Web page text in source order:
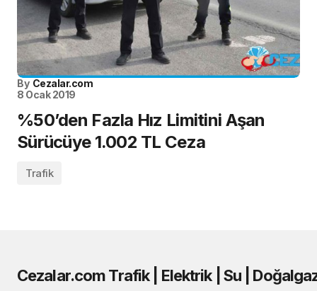
By Cezalar.com
8 Ocak 2019
%50’den Fazla Hız Limitini Aşan
Sürücüye 1.002 TL Ceza
Trafik
Cezalar.com Trafik | Elektrik | Su |